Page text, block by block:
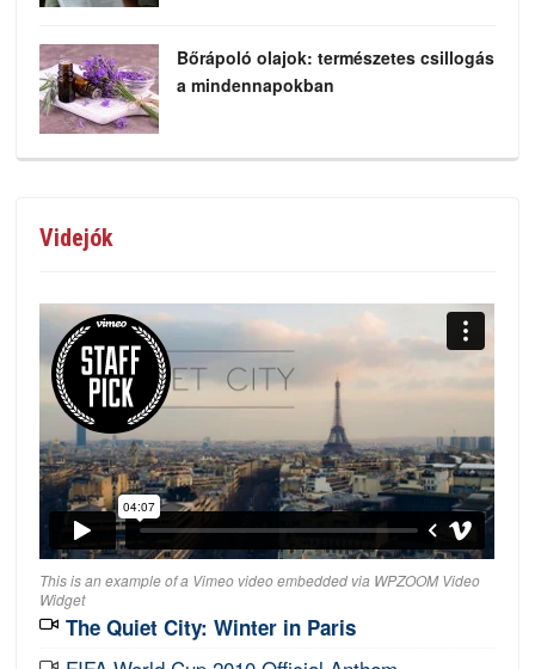
Bőrápoló olajok: természetes csillogás
a mindennapokban
Videjók
This is an example of a Vimeo video embedded via WPZOOM Video
Widget
The Quiet City: Winter in Paris